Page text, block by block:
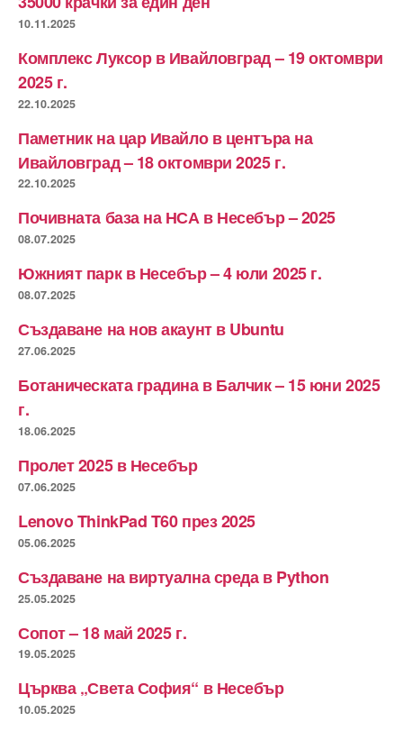
10.11.2025
Комплекс Луксор в Ивайловград – 19 октомври
2025 г.
22.10.2025
Паметник на цар Ивайло в центъра на
Ивайловград – 18 октомври 2025 г.
22.10.2025
Почивната база на НСА в Несебър – 2025
08.07.2025
Южният парк в Несебър – 4 юли 2025 г.
08.07.2025
Създаване на нов акаунт в Ubuntu
27.06.2025
Ботаническата градина в Балчик – 15 юни 2025
г.
18.06.2025
Пролет 2025 в Несебър
07.06.2025
Lenovo ThinkPad T60 през 2025
05.06.2025
Създаване на виртуална среда в Python
25.05.2025
Сопот – 18 май 2025 г.
19.05.2025
Църква „Света София“ в Несебър
10.05.2025